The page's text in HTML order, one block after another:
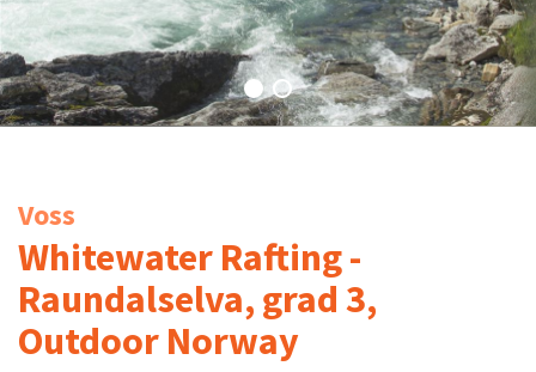
Voss
Whitewater Rafting -
Raundalselva, grad 3,
Outdoor Norway